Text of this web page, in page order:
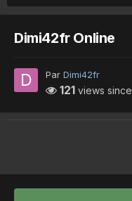
Dimi42fr Online
Par Dimi42fr
121 views since